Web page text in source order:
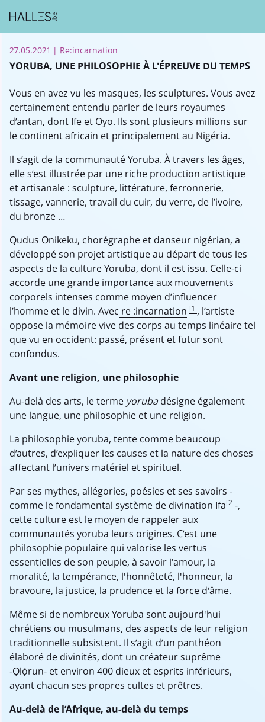
27.05.2021 | Re:incarnation
YORUBA, UNE PHILOSOPHIE À L'ÉPREUVE DU TEMPS
Vous en avez vu les masques, les sculptures. Vous avez
certainement entendu parler de leurs royaumes
d’antan, dont Ife et Oyo. Ils sont plusieurs millions sur
le continent africain et principalement au Nigéria.
Il s’agit de la communauté Yoruba. À travers les âges,
elle s’est illustrée par une riche production artistique
et artisanale : sculpture, littérature, ferronnerie,
tissage, vannerie, travail du cuir, du verre, de l’ivoire,
du bronze …
Qudus Onikeku, chorégraphe et danseur nigérian, a
développé son projet artistique au départ de tous les
aspects de la culture Yoruba, dont il est issu. Celle-ci
accorde une grande importance aux mouvements
corporels intenses comme moyen d’influencer
l’homme et le divin. Avec re :incarnation [1], l’artiste
oppose la mémoire vive des corps au temps linéaire tel
que vu en occident: passé, présent et futur sont
confondus.
Avant une religion, une philosophie
Au-delà des arts, le terme yorubadésigne également
une langue, une philosophie et une religion.
La philosophie yoruba, tente comme beaucoup
d’autres, d’expliquer les causes et la nature des choses
affectant l’univers matériel et spirituel.
Par ses mythes, allégories, poésies et ses savoirs -
comme le fondamental système de divination Ifa[2]-,
cette culture est le moyen de rappeler aux
communautés yoruba leurs origines. C’est une
philosophie populaire qui valorise les vertus
essentielles de son peuple, à savoir l'amour, la
moralité, la tempérance, l'honnêteté, l'honneur, la
bravoure, la justice, la prudence et la force d'âme.
Même si de nombreux Yoruba sont aujourd'hui
chrétiens ou musulmans, des aspects de leur religion
traditionnelle subsistent. Il s’agit d’un panthéon
élaboré de divinités, dont un créateur suprême
-Ọlọ́run- et environ 400 dieux et esprits inférieurs,
ayant chacun ses propres cultes et prêtres.
Au-delà de l’Afrique, au-delà du temps